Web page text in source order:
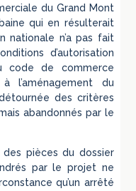
du Grand Mont
qui en résulterait
nationale n’a pas fait
d’autorisation
code de commerce
l’aménagement du
des critères
abandonnés par le
des pièces du dossier
par le projet ne
qu’un arrêté